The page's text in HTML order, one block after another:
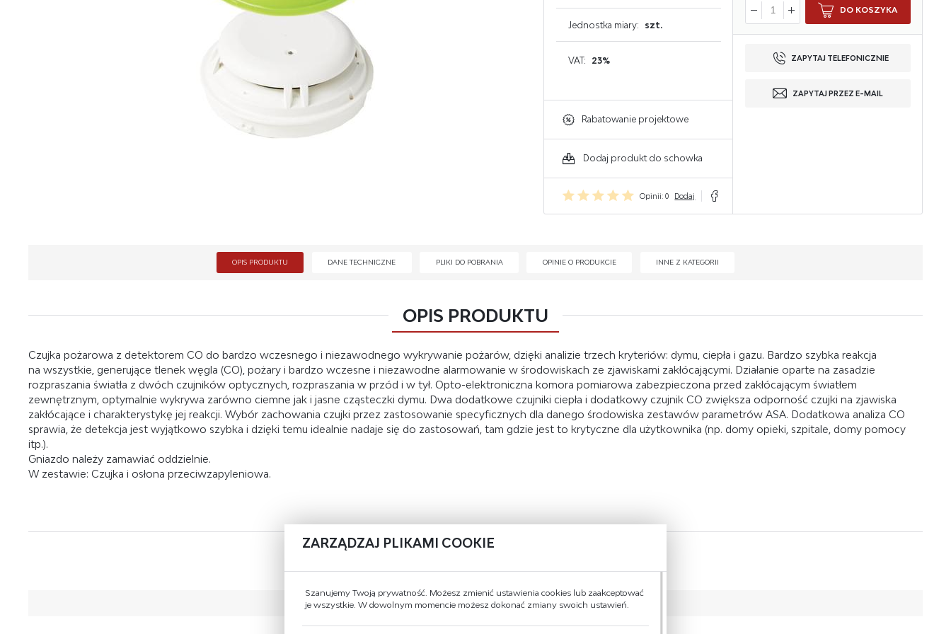
GAŚNICE DO KOMPUTERA
GAŚNICE DO ELEKTRONIKI
GAŚNICE DO WARSZTATU
Jednostka miary: szt.
VAT: 23%
Rabatowanie projektowe
Dodaj produkt do schowka
Opinii: 0 Dodaj
DO KOSZYKA
ZAPYTAJ TELEFONICZNIE
ZAPYTAJ PRZEZ E-MAIL
OPIS PRODUKTU DANE TECHNICZNE PLIKI DO POBRANIA OPINIE O PRODUKCIE INNE Z KATEGORII
OPIS PRODUKTU
Czujka pożarowa z detektorem CO do bardzo wczesnego i niezawodnego wykrywanie pożarów, dzięki analizie trzech kryteriów: dymu, ciepła i gazu. Bardzo szybka reakcja
na wszystkie, generujące tlenek węgla (CO), pożary i bardzo wczesne i niezawodne alarmowanie w środowiskach ze zjawiskami zakłócającymi. Działanie oparte na zasadzie
rozpraszania światła z dwóch czujników optycznych, rozpraszania w przód i w tył. Opto-elektroniczna komora pomiarowa zabezpieczona przed zakłócającym światłem
zewnętrznym, optymalnie wykrywa zarówno ciemne jak i jasne cząsteczki dymu. Dwa dodatkowe czujniki ciepła i dodatkowy czujnik CO zwiększa odporność czujki na zjawiska
zakłócające i charakterystykę jej reakcji. Wybór zachowania czujki przez zastosowanie specyficznych dla danego środowiska zestawów parametrów ASA. Dodatkowa analiza CO
sprawia, że detekcja jest wyjątkowo szybka i dzięki temu idealnie nadaje się do zastosowań, tam gdzie jest to krytyczne dla użytkownika (np. domy opieki, szpitale, domy pomocy
itp.).
Gniazdo należy zamawiać oddzielnie.
W zestawie: Czujka i osłona przeciwzapyleniowa.
Kompatybilność C-NET -> FS720
ZARZĄDZAJ PLIKAMI COOKIE
Szanujemy Twoją prywatność. Możesz zmienić ustawienia cookies lub zaakceptować
je wszystkie. W dowolnym momencie możesz dokonać zmiany swoich ustawień.